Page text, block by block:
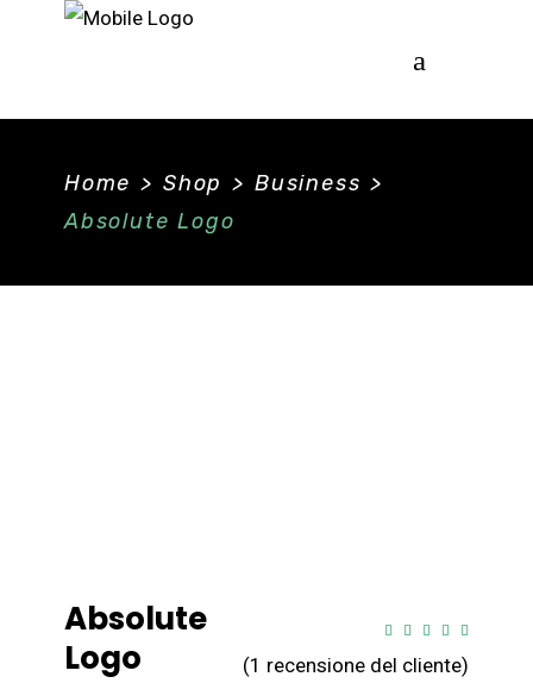
Home > Shop > Business >
Absolute Logo
Absolute
Logo
su 5
su
(1 recensione del cliente)